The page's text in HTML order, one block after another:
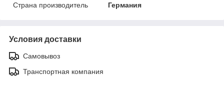
Страна производитель
Германия
Условия доставки
Самовывоз
Транспортная компания